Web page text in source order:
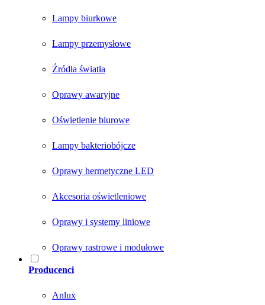
Lampy biurkowe
Lampy przemysłowe
Źródła światła
Oprawy awaryjne
Oświetlenie biurowe
Lampy bakteriobójcze
Oprawy hermetyczne LED
Akcesoria oświetleniowe
Oprawy i systemy liniowe
Oprawy rastrowe i modułowe
Producenci
Anlux